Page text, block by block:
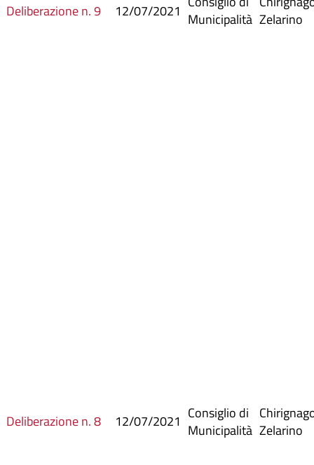
Deliberazione n. 9 12/07/2021 Municipalità Zelarino
Deliberazione n. 8 12/07/2021 Consiglio di
Municipalità Zelarino